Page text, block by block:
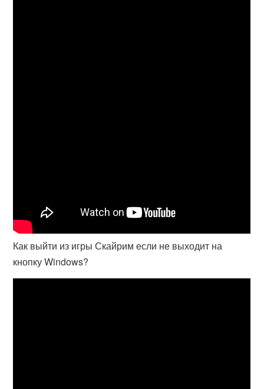
Как выйти из игры Скайрим если не выходит на
кнопку Windows?